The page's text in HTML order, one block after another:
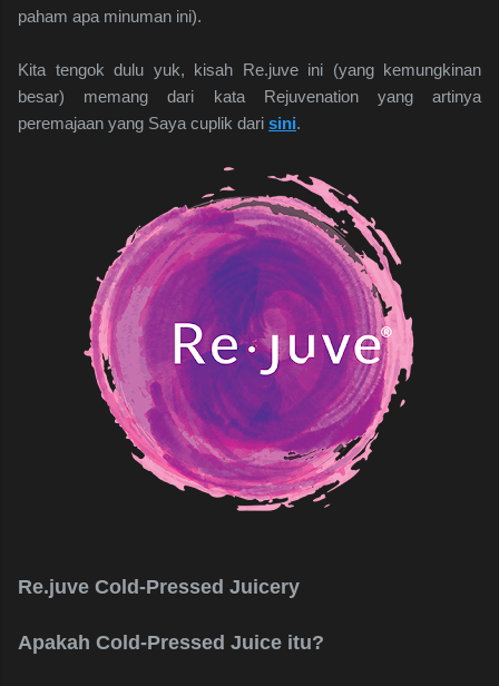
paham apa minuman ini).
Kita tengok dulu yuk, kisah Re.juve ini (yang kemungkinan
besar) memang dari kata Rejuvenation yang artinya
peremajaan yang Saya cuplik dari sini.
Re.juve Cold-Pressed Juicery
Apakah Cold-Pressed Juice itu?